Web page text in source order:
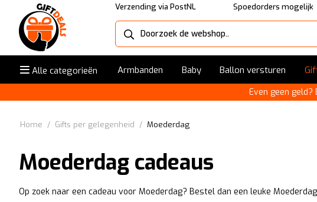
Verzending via PostNL Spoedorders mogelijk
Alle categorieën Armbanden Baby Ballon versturen
Even geen
Home / Gifts per gelegenheid / Moederdag
Moederdag cadeaus
Op zoek naar een cadeau voor Moederdag? Bestel dan een leuke